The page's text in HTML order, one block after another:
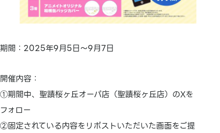
期間：2025年9月5日～9月7日
開催内容：
①期間中、聖蹟桜ヶ丘オーパ店（聖蹟桜ヶ丘店）のXを
フォロー
②固定されている内容をリポストいただいた画面をご提